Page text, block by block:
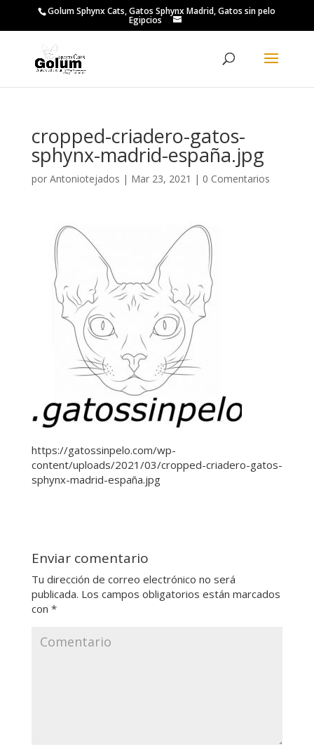
Golum Sphynx Cats, Gatos Sphynx Madrid, Gatos sin pelo
Egipcios
cropped-criadero-gatos-
sphynx-madrid-españa.jpg
por Antoniotejados | Mar 23, 2021 | 0 Comentarios
https://gatossinpelo.com/wp-
content/uploads/2021/03/cropped-criadero-gatos-
sphynx-madrid-españa.jpg
Enviar comentario
Tu dirección de correo electrónico no será
publicada. Los campos obligatorios están marcados
con *